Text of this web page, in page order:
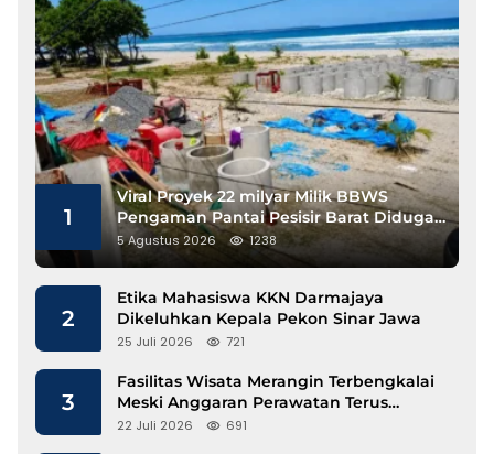
1
Viral Proyek 22 milyar Milik BBWS
Pengaman Pantai Pesisir Barat Diduga
Gunakan Besi Banci
5 Agustus 2026 1238
2
Etika Mahasiswa KKN Darmajaya
Dikeluhkan Kepala Pekon Sinar Jawa
25 Juli 2026 721
3
Fasilitas Wisata Merangin Terbengkalai
Meski Anggaran Perawatan Terus
Mengalir
22 Juli 2026 691